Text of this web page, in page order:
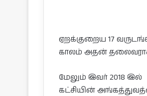
ஏறக்குறைய 17
காலம் அதன்
மேலும் இவர் 2018
கட்சியின்